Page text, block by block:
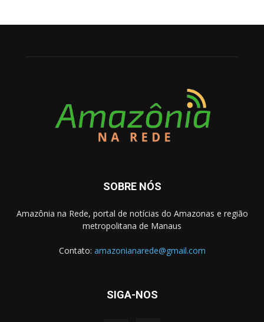
SOBRE NÓS
Amazônia na Rede, portal de notícias do Amazonas e região
metropolitana de Manaus
Contato: amazonianarede@gmail.com
SIGA-NOS